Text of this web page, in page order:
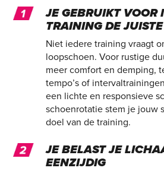
JE GEBRUIKT VOOR
TRAINING DE
Niet iedere training vraagt
loopschoen. Voor rustige
meer comfort en demping,
tempo’s of
een lichte en responsieve
schoenrotatie stem je jouw
doel van de training.
JE BELAST JE
EENZIJDIG